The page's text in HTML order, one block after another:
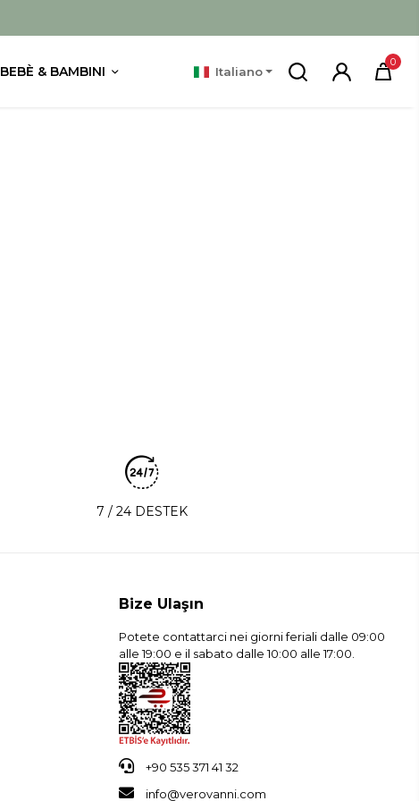
BEBÈ & BAMBINI Italiano
0
7 / 24 DESTEK
Bize Ulaşın
Potete contattarci nei giorni feriali dalle 09:00
alle 19:00 e il sabato dalle 10:00 alle 17:00.
+90 535 371 41 32
info@verovanni.com